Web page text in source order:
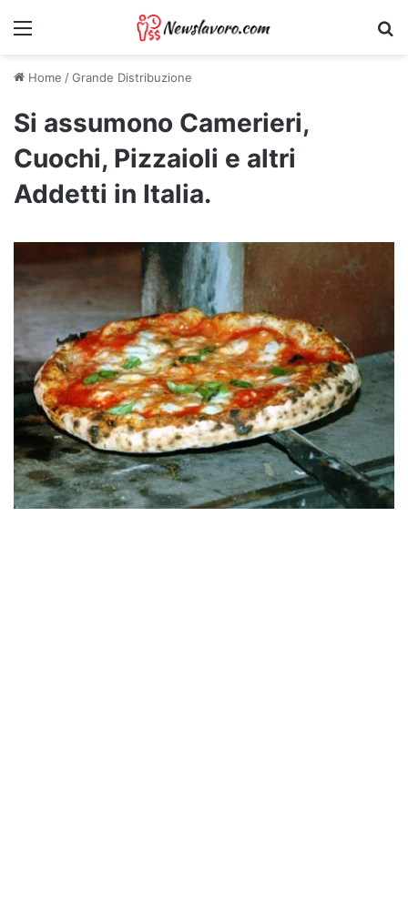
Menu
Home /Grande Distribuzione
Si assumono Camerieri,
Cuochi, Pizzaioli e altri
Addetti in Italia.